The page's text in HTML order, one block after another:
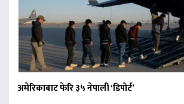
अमेरिकाबाट फेरि ३५ नेपाली ‘डिपोर्ट’